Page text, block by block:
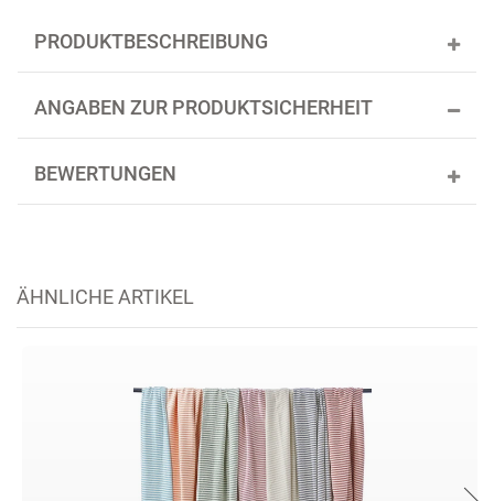
PRODUKTBESCHREIBUNG
ANGABEN ZUR PRODUKTSICHERHEIT
BEWERTUNGEN
ÄHNLICHE ARTIKEL